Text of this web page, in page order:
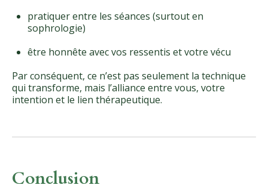
pratiquer entre les séances (surtout en
sophrologie)
être honnête avec vos ressentis et votre vécu
Par conséquent, ce n’est pas seulement la technique
qui transforme, mais l’alliance entre vous, votre
intention et le lien thérapeutique.
Conclusion